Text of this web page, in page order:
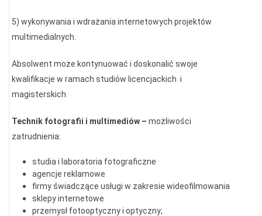
5) wykonywania i wdrażania internetowych projektów
multimedialnych.
Absolwent może kontynuować i doskonalić swoje
kwalifikacje w ramach studiów licencjackich i
magisterskich
Technik fotografii i multimediów – możliwości
zatrudnienia:
studia i laboratoria fotograficzne
agencje reklamowe
firmy świadczące usługi w zakresie wideofilmowania
sklepy internetowe
przemysł fotooptyczny i optyczny;